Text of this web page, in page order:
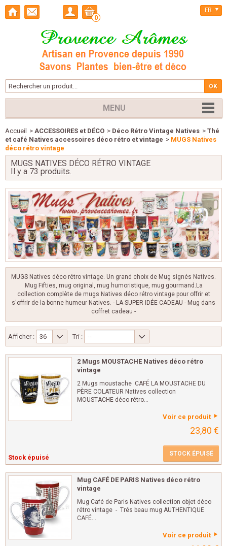
0
FR
MENU
Accueil > ACCESSOIRES et DÉCO > Déco Rétro Vintage Natives > Thé
et café Natives accessoires déco rétro et vintage > MUGS Natives
déco rétro vintage
MUGS NATIVES DÉCO RÉTRO VINTAGE
Il y a 73 produits.
MUGS Natives déco rétro vintage. Un grand choix de Mug signés Natives.
Mug Fifties, mug original, mug humoristique, mug gourmand.La
collection complète de mugs Natives déco rétro vintage pour offrir et
s'offrir de la bonne humeur Natives. - LA SUPER IDÉE CADEAU - Mug dans
coffret cadeau -
Afficher : 36 Tri : --
2 Mugs MOUSTACHE Natives déco rétro
vintage
2 Mugs moustache CAFÉ LA MOUSTACHE DU
PÈRE COLATEUR Natives collection
MOUSTACHE déco rétro...
Voir ce produit
23,80 €
Stock épuisé STOCK ÉPUISÉ
Mug CAFÉ DE PARIS Natives déco rétro
vintage
Mug Café de Paris Natives collection objet déco
rétro vintage - Trés beau mug AUTHENTIQUE
CAFÉ...
Voir ce produit